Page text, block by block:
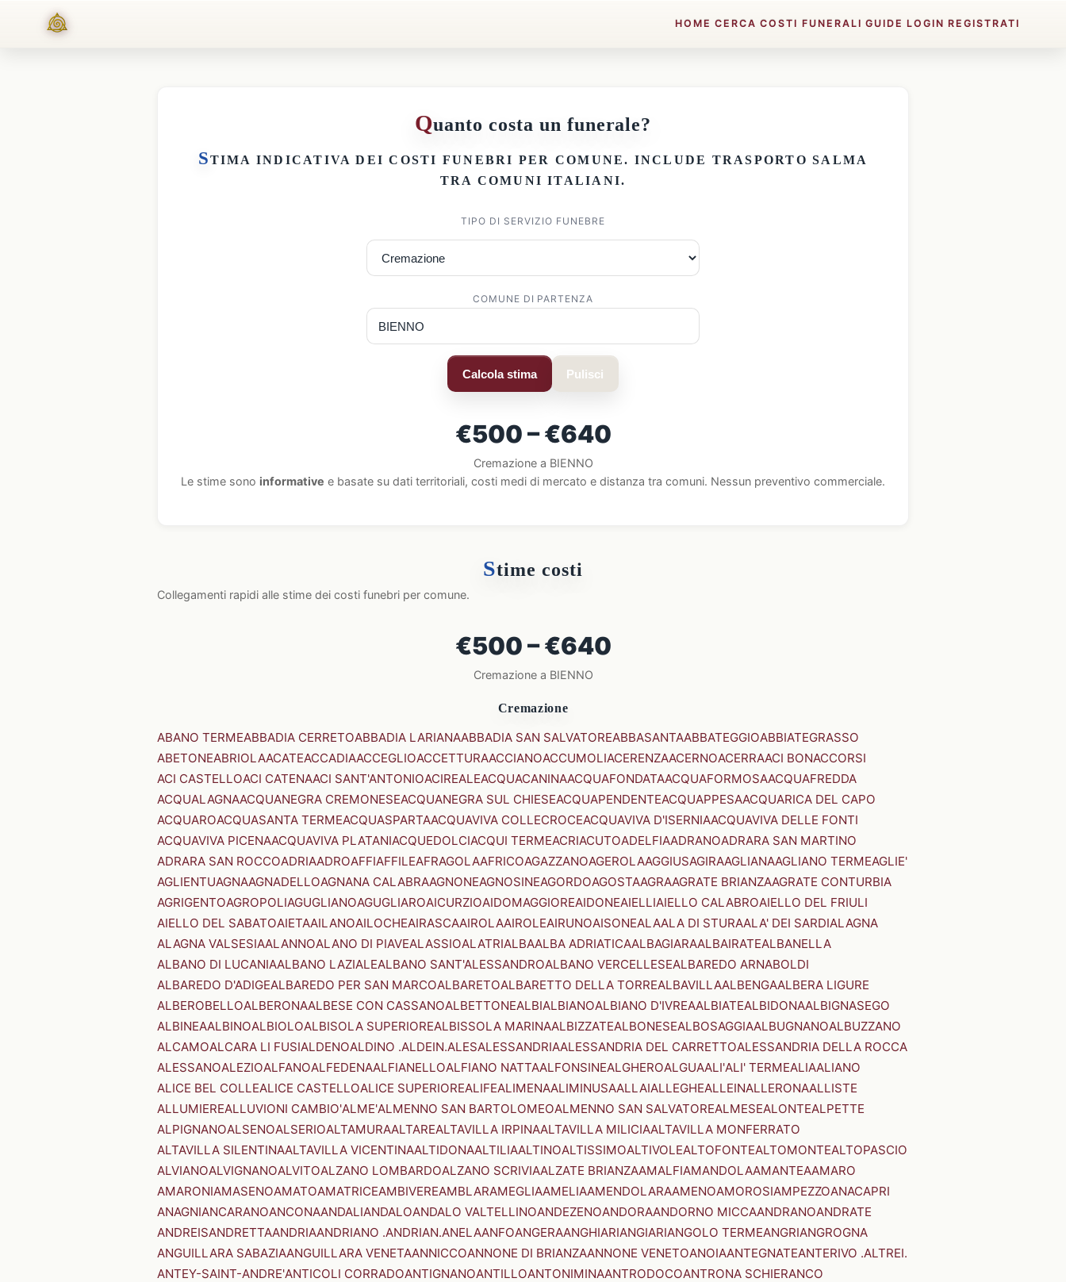
HOME CERCA COSTI FUNERALI GUIDE LOGIN REGISTRATI
Quanto costa un funerale?
STIMA INDICATIVA DEICOSTI FUNEBRI PER COMUNE. INCLUDE TRASPORTO SALMA
TRA COMUNI ITALIANI.
TIPO DI SERVIZIO FUNEBRE
COMUNE DI PARTENZA
Calcola stima Pulisci
€500 – €640
Cremazione a BIENNO
Le stime sono informative e basate su dati territoriali, costi medi di mercato e distanza tra comuni. Nessun preventivo commerciale.
Stime costi
Collegamenti rapidi alle stime dei costi funebri per comune.
€500 – €640
Cremazione a BIENNO
Cremazione
ABANO TERMEABBADIA CERRETOABBADIA LARIANAABBADIA SAN SALVATOREABBASANTAABBATEGGIOABBIATEGRASSO
ABETONEABRIOLAACATEACCADIAACCEGLIOACCETTURAACCIANOACCUMOLIACERENZAACERNOACERRAACI BONACCORSI
ACI CASTELLOACI CATENAACI SANT'ANTONIOACIREALEACQUACANINAACQUAFONDATAACQUAFORMOSAACQUAFREDDA
ACQUALAGNAACQUANEGRA CREMONESEACQUANEGRA SUL CHIESEACQUAPENDENTEACQUAPPESAACQUARICA DEL CAPO
ACQUAROACQUASANTA TERMEACQUASPARTAACQUAVIVA COLLECROCEACQUAVIVA D'ISERNIAACQUAVIVA DELLE FONTI
ACQUAVIVA PICENAACQUAVIVA PLATANIACQUEDOLCIACQUI TERMEACRIACUTOADELFIAADRANOADRARA SAN MARTINO
ADRARA SAN ROCCOADRIAADROAFFIAFFILEAFRAGOLAAFRICOAGAZZANOAGEROLAAGGIUSAGIRAAGLIANAAGLIANO TERMEAGLIE'
AGLIENTUAGNAAGNADELLOAGNANA CALABRAAGNONEAGNOSINEAGORDOAGOSTAAGRAAGRATE BRIANZAAGRATE CONTURBIA
AGRIGENTOAGROPOLIAGUGLIANOAGUGLIAROAICURZIOAIDOMAGGIOREAIDONEAIELLIAIELLO CALABROAIELLO DEL FRIULI
AIELLO DEL SABATOAIETAAILANOAILOCHEAIRASCAAIROLAAIROLEAIRUNOAISONEALAALA DI STURAALA' DEI SARDIALAGNA
ALAGNA VALSESIAALANNOALANO DI PIAVEALASSIOALATRIALBAALBA ADRIATICAALBAGIARAALBAIRATEALBANELLA
ALBANO DI LUCANIAALBANO LAZIALEALBANO SANT'ALESSANDROALBANO VERCELLESEALBAREDO ARNABOLDI
ALBAREDO D'ADIGEALBAREDO PER SAN MARCOALBARETOALBARETTO DELLA TORREALBAVILLAALBENGAALBERA LIGURE
ALBEROBELLOALBERONAALBESE CON CASSANOALBETTONEALBIALBIANOALBIANO D'IVREAALBIATEALBIDONAALBIGNASEGO
ALBINEAALBINOALBIOLOALBISOLA SUPERIOREALBISSOLA MARINAALBIZZATEALBONESEALBOSAGGIAALBUGNANOALBUZZANO
ALCAMOALCARA LI FUSIALDENOALDINO .ALDEIN.ALESALESSANDRIAALESSANDRIA DEL CARRETTOALESSANDRIA DELLA ROCCA
ALESSANOALEZIOALFANOALFEDENAALFIANELLOALFIANO NATTAALFONSINEALGHEROALGUAALI'ALI' TERMEALIAALIANO
ALICE BEL COLLEALICE CASTELLOALICE SUPERIOREALIFEALIMENAALIMINUSAALLAIALLEGHEALLEINALLERONAALLISTE
ALLUMIEREALLUVIONI CAMBIO'ALME'ALMENNO SAN BARTOLOMEOALMENNO SAN SALVATOREALMESEALONTEALPETTE
ALPIGNANOALSENOALSERIOALTAMURAALTAREALTAVILLA IRPINAALTAVILLA MILICIAALTAVILLA MONFERRATO
ALTAVILLA SILENTINAALTAVILLA VICENTINAALTIDONAALTILIAALTINOALTISSIMOALTIVOLEALTOFONTEALTOMONTEALTOPASCIO
ALVIANOALVIGNANOALVITOALZANO LOMBARDOALZANO SCRIVIAALZATE BRIANZAAMALFIAMANDOLAAMANTEAAMARO
AMARONIAMASENOAMATOAMATRICEAMBIVEREAMBLARAMEGLIAAMELIAAMENDOLARAAMENOAMOROSIAMPEZZOANACAPRI
ANAGNIANCARANOANCONAANDALIANDALOANDALO VALTELLINOANDEZENOANDORAANDORNO MICCAANDRANOANDRATE
ANDREISANDRETTAANDRIAANDRIANO .ANDRIAN.ANELAANFOANGERAANGHIARIANGIARIANGOLO TERMEANGRIANGROGNA
ANGUILLARA SABAZIAANGUILLARA VENETAANNICCOANNONE DI BRIANZAANNONE VENETOANOIAANTEGNATEANTERIVO .ALTREI.
ANTEY-SAINT-ANDRE'ANTICOLI CORRADOANTIGNANOANTILLOANTONIMINAANTRODOCOANTRONA SCHIERANCO